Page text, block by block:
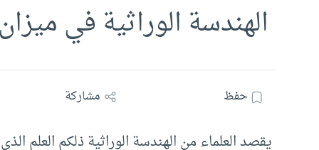
الهندسة الوراثية في
حفظ مشاركة
يقصد العلماء من الهندسة الوراثية ذلكم العلم